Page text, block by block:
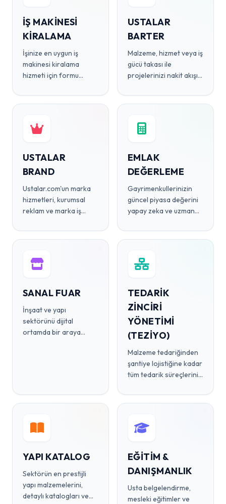
İŞ MAKINESI
KIRALAMA
İşinize en uygun iş
makinesi kiralama
hizmeti için formu
USTALAR
BARTER
Malzeme, hizmet veya iş
gücü takası ile
projelerinizi nakit akışı
tamamlayın.
USTALAR
BRAND
Ustalar.com'un marka
hizmetleri, kurumsal
reklam ve marka iş
EMLAK
DEĞERLEME
Gayrimenkullerinizin
güncel piyasa değerini
yapay zeka ve uzman
SANAL FUAR
İnşaat ve yapı
sektörünü dijital
ortamda bir araya
TEDARİK
ZİNCİRİ
YÖNETİMİ
(TEZİYO)
Malzeme tedariğinden
şantiye lojistiğine kadar
tüm tedarik süreçlerinizi
YAPI KATALOG
Sektörün en prestijli
yapı malzemelerini,
detaylı katalogları ve
EĞITIM &
DANIŞMANLIK
Usta belgelendirme,
mesleki eğitimler ve